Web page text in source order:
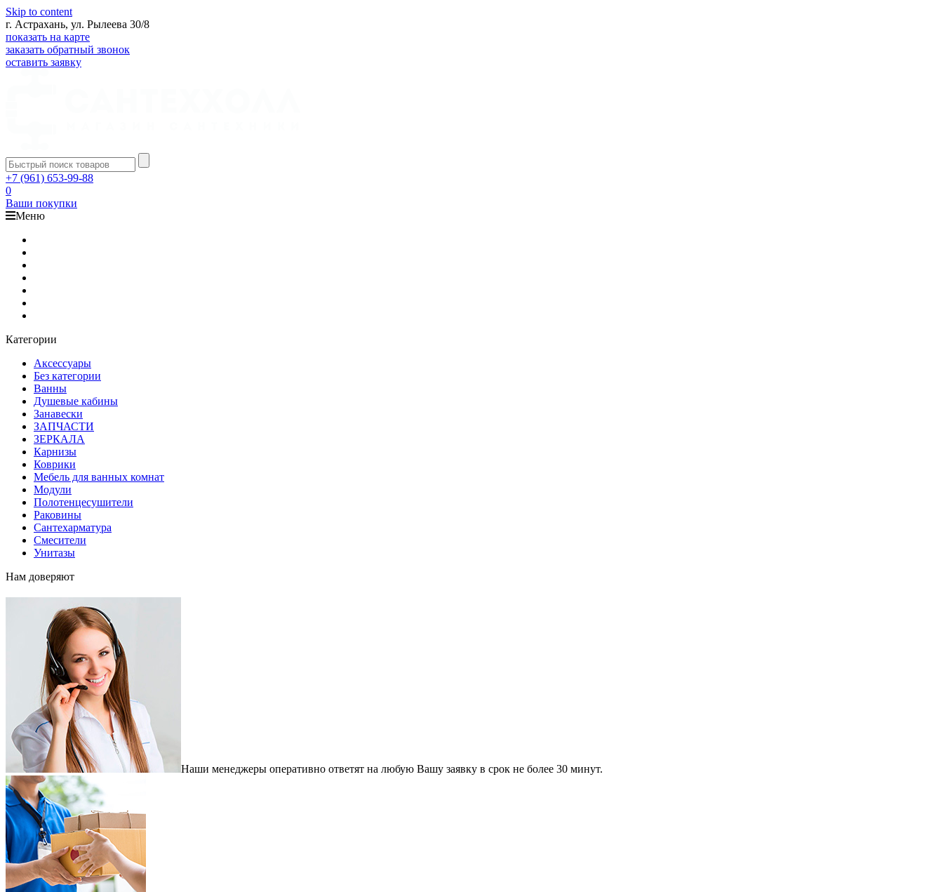
Skip to content
г. Астрахань, ул. Рылеева 30/8
показать на карте
заказать обратный звонок
оставить заявку
+7 (961) 653-99-88
0
Ваши покупки
Меню
Категории
Аксессуары
Без категории
Ванны
Душевые кабины
Занавески
ЗАПЧАСТИ
ЗЕРКАЛА
Карнизы
Коврики
Мебель для ванных комнат
Модули
Полотенцесушители
Раковины
Сантехарматура
Смесители
Унитазы
Нам доверяют
Наши менеджеры оперативно ответят на любую Вашу заявку в срок не более 30 минут.